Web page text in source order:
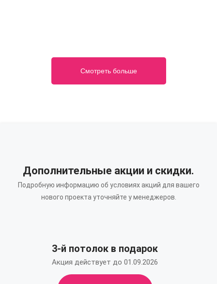
Смотреть больше
Дополнительные акции и скидки.
Подробную информацию об условиях акций для вашего
нового проекта уточняйте у менеджеров.
3-й потолок в подарок
Акция действует до 01.09.2026